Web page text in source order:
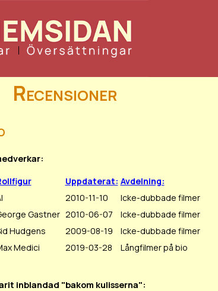
Recensioner
Uppdaterat: Avdelning:
2010-11-10
Icke-dubbade filmer
Gastner 2010-06-07
Icke-dubbade filmer
Hudgens 2009-08-19
Icke-dubbade filmer
Medici 2019-03-28 Långfilmer på bio
inblandad "bakom kulisserna":